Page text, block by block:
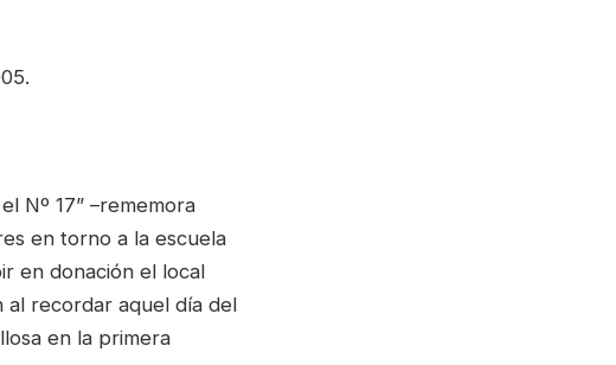
Nº 17” –rememora
en torno a la escuela
en donación el local
recordar aquel día del
en la primera